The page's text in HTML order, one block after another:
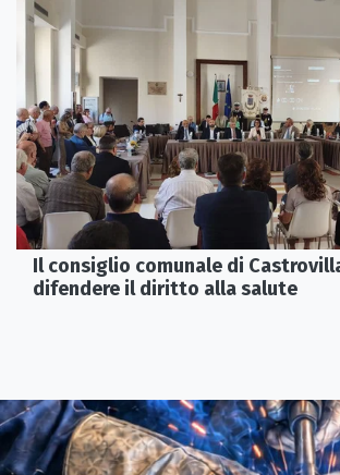
Il consiglio comunale di
difendere il diritto alla salute